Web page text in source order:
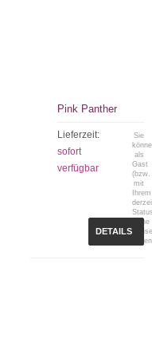
Pink Panther
Lieferzeit:
sofort
verfügbar
Sie
als
Gast
(bzw.
mit
Ihrem
keine
DETAILS